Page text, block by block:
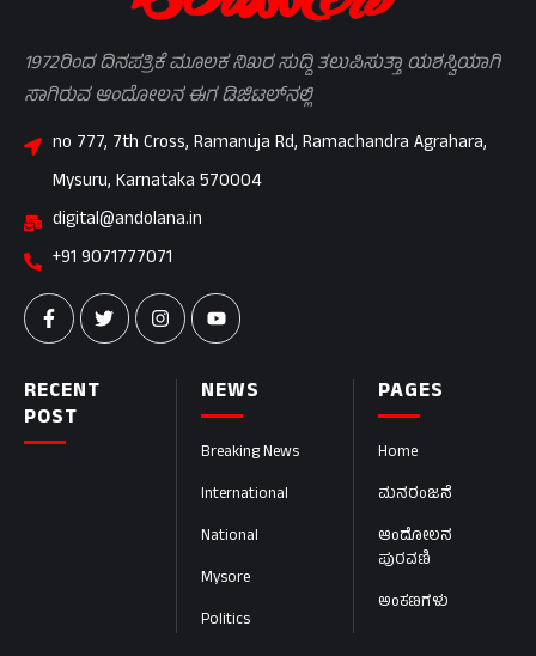
PAGES
Home
ಮನರಂಜನೆ
ಆಂದೋಲನ
ಪುರವಣಿ
ಅಂಕಣಗಳು
NEWS
Breaking News
International
National
Mysore
Politics
RECENT
POST
1972ರಿಂದ ದಿನಪತ್ರಿಕೆ ಮೂಲಕ ನಿಖರ ಸುದ್ದಿ ತಲುಪಿಸುತ್ತಾ ಯಶಸ್ವಿಯಾಗಿ
ಸಾಗಿರುವ ಆಂದೋಲನ ಈಗ ಡಿಜಿಟಲ್‌ನಲ್ಲಿ
no 777, 7th Cross, Ramanuja Rd, Ramachandra Agrahara,
Mysuru, Karnataka 570004
digital@andolana.in
+91 9071777071